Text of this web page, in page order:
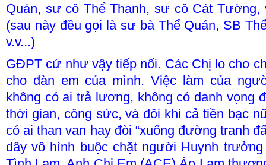
Quán, sư cô Thể Thanh, sư cô Cát Tường,
(sau này đều gọi là sư bà Thể Quán, SB
v.v...)
GĐPT cứ như vậy tiếp nối. Các Chị lo cho
cho đàn em của mình. Việc làm của
không có ai trả lương, không có danh vọng
thời gian, công sức, và đôi khi cả tiền bạc
có ai than van hay đòi “xuống đường tranh
dây vô hình buộc chặt người Huynh